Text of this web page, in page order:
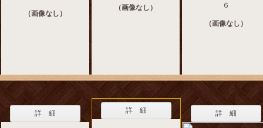
（画像なし）
（画像なし）
６
（画像なし）
詳 細 詳 細 詳 細